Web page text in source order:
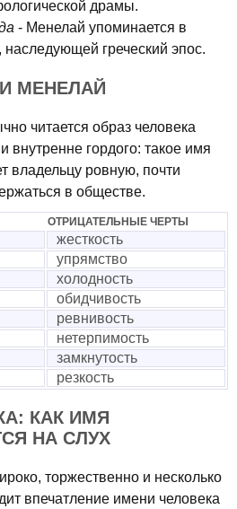
драмы.
- Менелай упоминается в
наследующей греческий эпос.
МЕНЕЛАЙ
читается образ человека
внутренне гордого: такое имя
владельцу ровную, почти
в обществе.
ОТРИЦАТЕЛЬНЫЕ ЧЕРТЫ
жесткость
упрямство
холодность
обидчивость
ревнивость
нетерпимость
замкнутость
резкость
КАК ИМЯ
НА СЛУХ
торжественно и несколько
впечатление имени человека